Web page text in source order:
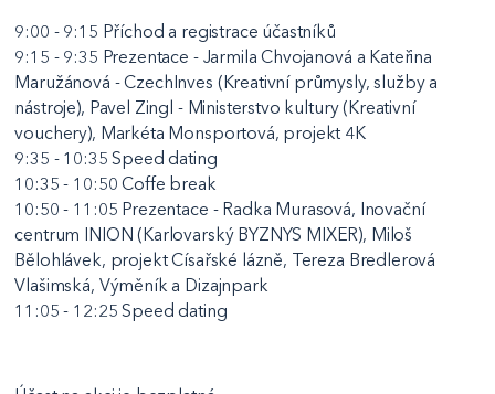
9:00 - 9:15 Příchod a registrace účastníků
9:15 - 9:35 Prezentace - Jarmila Chvojanová a Kateřina
Maružánová - CzechInves (Kreativní průmysly, služby a
nástroje), Pavel Zingl - Ministerstvo kultury (Kreativní
vouchery), Markéta Monsportová, projekt 4K
9:35 - 10:35 Speed dating
10:35 - 10:50 Coffe break
10:50 - 11:05 Prezentace - Radka Murasová, Inovační
centrum INION (Karlovarský BYZNYS MIXER), Miloš
Bělohlávek, projekt Císařské lázně, Tereza Bredlerová
Vlašimská, Výměník a Dizajnpark
11:05 - 12:25 Speed dating